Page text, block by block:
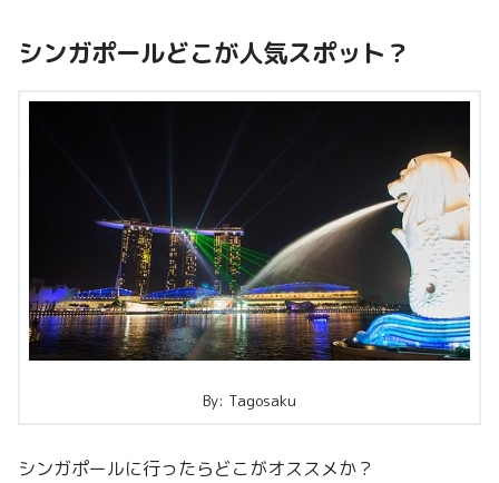
シンガポールどこが人気スポット？
By: Tagosaku
シンガポールに行ったらどこがオススメか？